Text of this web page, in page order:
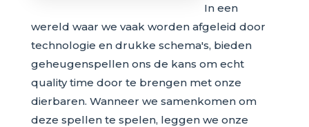
In een
wereld waar we vaak worden afgeleid door
technologie en drukke schema's, bieden
geheugenspellen ons de kans om echt
quality time door te brengen met onze
dierbaren. Wanneer we samenkomen om
deze spellen te spelen, leggen we onze